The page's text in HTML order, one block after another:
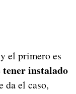
el primero es
instalado
da el caso,